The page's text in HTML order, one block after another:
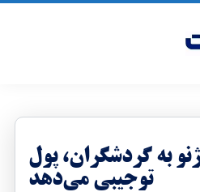
به گردشگران، پول
توجیبی می‌دهد